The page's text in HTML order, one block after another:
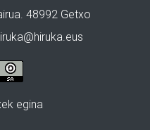
48992 Getxo
egina